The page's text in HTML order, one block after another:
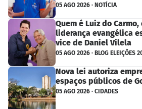
05 AGO 2026 · NOTÍCIA
Quem é Luiz do
liderança evangélica
vice de Daniel Vilela
05 AGO 2026 · BLOG ELEIÇÕES
Nova lei autoriza
espaços públicos de
05 AGO 2026 · CIDADES